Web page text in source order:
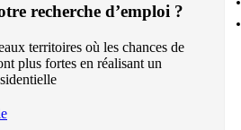
recherche d’emploi ?
territoires où les chances de
plus fortes en réalisant un